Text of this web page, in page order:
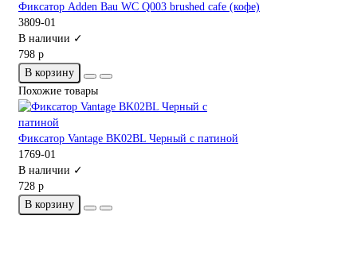
Фиксатор Adden Bau WC Q003 brushed cafe (кофе)
3809-01
В наличии ✓
798 р
В корзину
Похожие товары
Фиксатор Vantage BK02BL Черный с патиной
1769-01
В наличии ✓
728 р
В корзину